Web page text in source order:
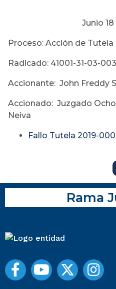
Junio 18 de
Proceso: Acción de Tutela
Radicado: 41001-31-03-
Accionante: John Freddy
Accionado: Juzgado
Neiva
Fallo Tutela 2019-
Rama